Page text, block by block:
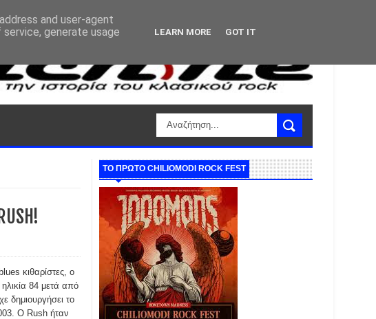
κιθαρίστες, ο
84 μετά από
δημιουργήσει το
Ο Rush ήταν
ΤΟ ΠΡΩΤΟ CHILIOMODI ROCK FEST
and user-agent
generate usage
LEARN MORE GOT IT